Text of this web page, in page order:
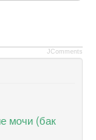
JComments
мочи (бак